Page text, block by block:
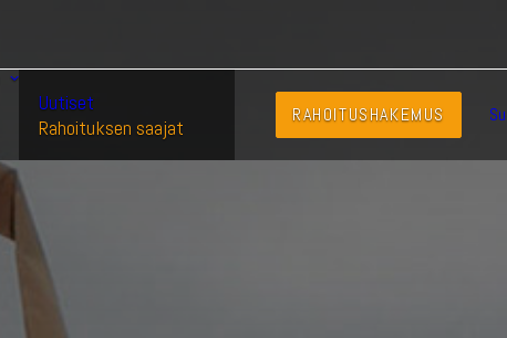
Uutiset
Rahoituksen saajat
RAHOITUSHAKEMUS